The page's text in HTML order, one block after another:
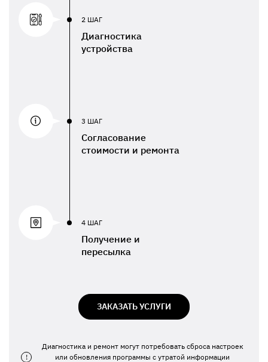
2 ШАГ
Диагностика
устройства
3 ШАГ
Согласование
стоимости и ремонта
4 ШАГ
Получение и
пересылка
ЗАКАЗАТЬ УСЛУГИ
!
Диагностика и ремонт могут потребовать сброса настроек
или обновления программы с утратой информации